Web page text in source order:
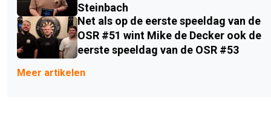
Steinbach
Net als op de eerste speeldag van de
OSR #51 wint Mike de Decker ook de
eerste speeldag van de OSR #53
Meer artikelen